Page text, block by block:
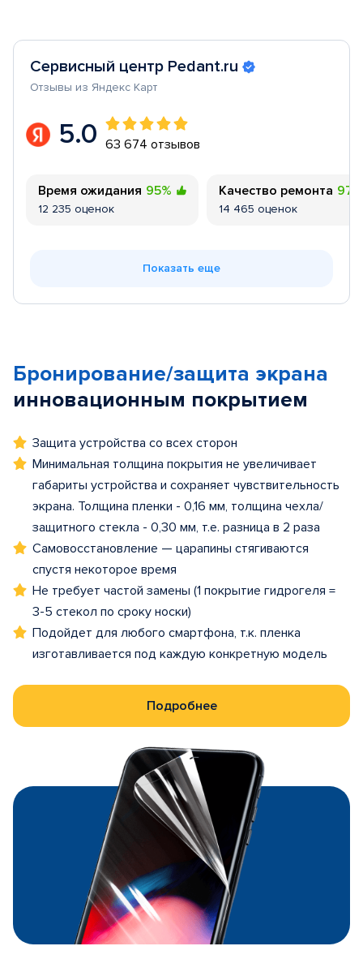
Сервисный центр Pedant.ru
Отзывы из Яндекс Карт
5.0 63 674 отзывов
Время ожидания 95%
12 235 оценок
Качество ремонта 97%
14 465 оценок
Показать еще
Бронирование/защита экрана
инновационным покрытием
Защита устройства со всех сторон
Минимальная толщина покрытия не увеличивает
габариты устройства и сохраняет чувствительность
экрана. Толщина пленки - 0,16 мм, толщина чехла/
защитного стекла - 0,30 мм, т.е. разница в 2 раза
Самовосстановление — царапины стягиваются
спустя некоторое время
Не требует частой замены (1 покрытие гидрогеля =
3-5 стекол по сроку носки)
Подойдет для любого смартфона, т.к. пленка
изготавливается под каждую конкретную модель
Подробнее